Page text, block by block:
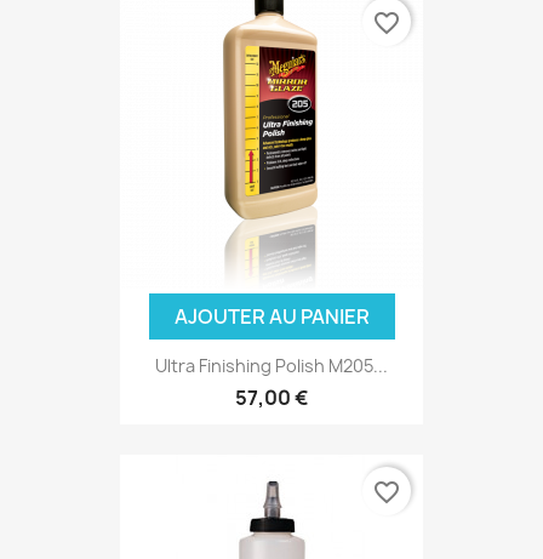
AJOUTER AU PANIER
Ultra Finishing Polish M205...
57,00 €
favorite_border
favorite_border